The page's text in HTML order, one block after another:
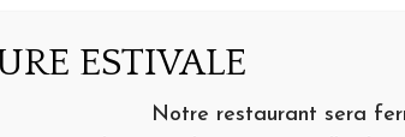
DOMAINE DE BRANDOIS
ACCÈS ET CONTACT
A
N
I
Notre restaurant sera